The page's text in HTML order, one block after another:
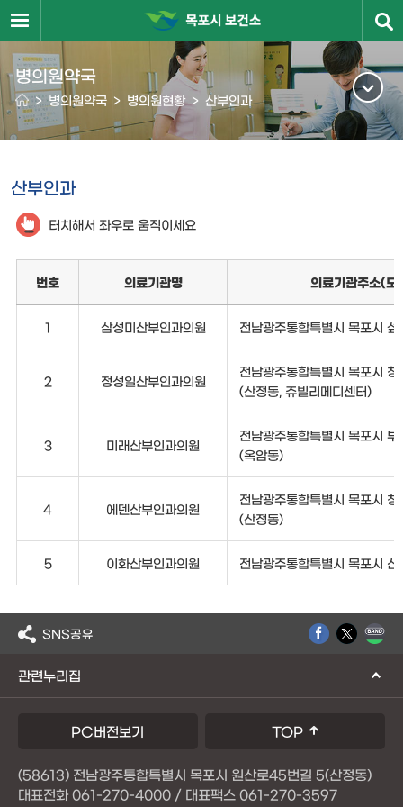
병의원약국
> 병의원약국 > 병의원현황 > 산부인과
산부인과
터치해서 좌우로 움직이세요
번호 의료기관명 의료기관주소(도
1 삼성미산부인과의원 전남광주통합특별시 목포시
2 정성일산부인과의원
전남광주통합특별시 목포시
(산정동, 쥬빌리메디센터)
3 미래산부인과의원
전남광주통합특별시 목포시
(옥암동)
4 에덴산부인과의원
전남광주통합특별시 목포시
(산정동)
5 이화산부인과의원 전남광주통합특별시 목포시
SNS공유
관련누리집
PC버전보기 TOP
(58613) 전남광주통합특별시 목포시 원산로45번길 5(산정동)
대표전화 061-270-4000 / 대표팩스 061-270-3597